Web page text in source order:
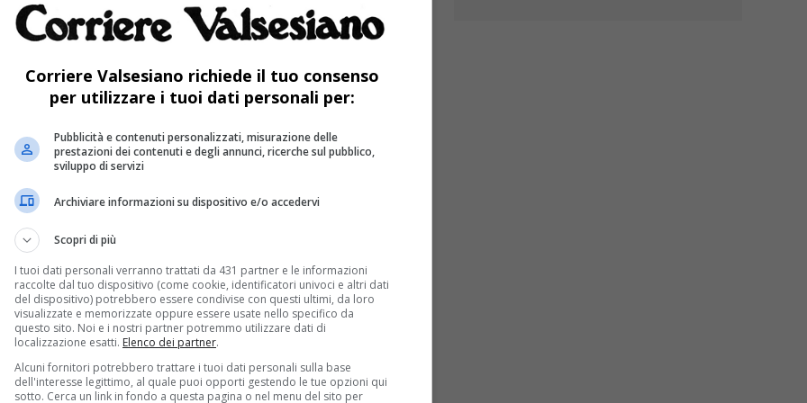
la riorganizzazione degli uffici comunali e
scolastica che comprende la scuola
Su questo ultimo punto si registra la
«Da sempre sento parlare del progetto
di Alagna, ma per ora nessuno aveva
Invece noi, e lo dico con grande gioia,
queste parole e nel prossimo futuro
delle aule, delle aree gioco funzionali,
per la messa in sicurezza delle
la viabilità su alcune strade che si
di Riva Valdobbia; per ora è già stato
Corriere Valsesiano richiede il tuo consenso
per utilizzare i tuoi dati personali per:
Pubblicità e contenuti personalizzati, misurazione delle
prestazioni dei contenuti e degli annunci, ricerche sul pubblico,
sviluppo di servizi
Archiviare informazioni su dispositivo e/o accedervi
Scopri di più
I tuoi dati personali verranno trattati da 431 partner e le informazioni
raccolte dal tuo dispositivo (come cookie, identificatori univoci e altri dati
del dispositivo) potrebbero essere condivise con questi ultimi, da loro
visualizzate e memorizzate oppure essere usate nello specifico da
questo sito. Noi e i nostri partner potremmo utilizzare dati di
localizzazione esatti. Elenco dei partner.
Alcuni fornitori potrebbero trattare i tuoi dati personali sulla base
dell'interesse legittimo, al quale puoi opporti gestendo le tue opzioni qui
sotto. Cerca un link in fondo a questa pagina o nel menu del sito per